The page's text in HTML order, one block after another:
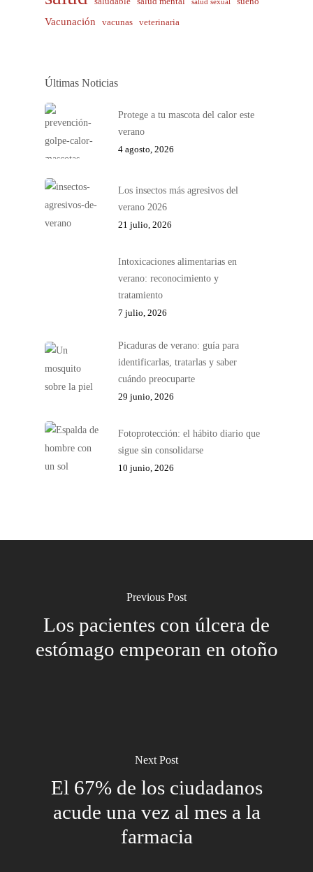
salud sexual
Vacunación vacunas veterinaria
Últimas Noticias
Protege a tu mascota del calor este
verano
4 agosto, 2026
Los insectos más agresivos del
verano 2026
21 julio, 2026
Intoxicaciones alimentarias en
verano: reconocimiento y
tratamiento
7 julio, 2026
Picaduras de verano: guía para
identificarlas, tratarlas y saber
cuándo preocuparte
29 junio, 2026
Fotoprotección: el hábito diario que
sigue sin consolidarse
10 junio, 2026
Previous Post
Los pacientes con úlcera de
estómago empeoran en otoño
Next Post
El 67% de los ciudadanos
acude una vez al mes a la
farmacia